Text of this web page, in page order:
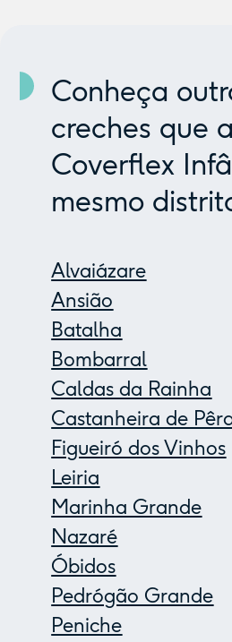
Conheça
creches que
Coverflex
mesmo
Alvaiázare
Ansião
Batalha
Bombarral
Caldas da Rainha
Castanheira de
Figueiró dos Vinhos
Leiria
Marinha Grande
Nazaré
Óbidos
Pedrógão Grande
Peniche